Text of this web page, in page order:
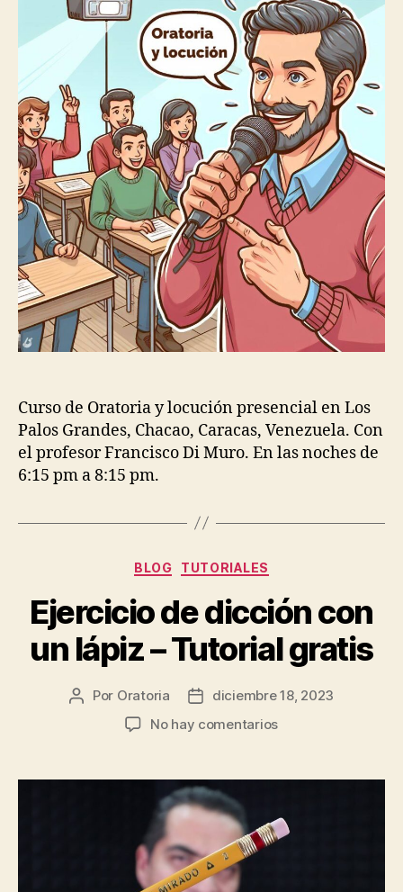
Presencial
en
Chacao
Prof.
Francisco
Di
Muro
Curso de Oratoria y locución presencial en Los
Palos Grandes, Chacao, Caracas, Venezuela. Con
el profesor Francisco Di Muro. En las noches de
6:15 pm a 8:15 pm.
Categorías
BLOG TUTORIALES
Ejercicio de dicción con
un lápiz – Tutorial gratis
Autor
Por Oratoria
Fechadiciembre 18, 2023
No hay comentariosen
dicción
un
lápiz